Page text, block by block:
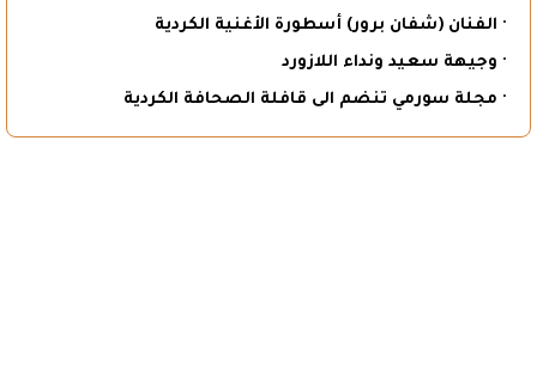
· الفنان (شفان برور) أسطورة الأغنية الكردية
· وجيهة سعيد ونداء اللازورد
· مجلة سورمي تنضم الى قافلة الصحافة الكردية